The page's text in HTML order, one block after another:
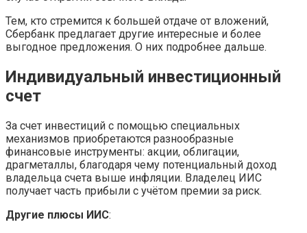
Тем, кто стремится к большей отдаче от вложений,
Сбербанк предлагает другие интересные и более
выгодное предложения. О них подробнее дальше.
Индивидуальный инвестиционный
счет
За счет инвестиций с помощью специальных
механизмов приобретаются разнообразные
финансовые инструменты: акции, облигации,
драгметаллы, благодаря чему потенциальный доход
владельца счета выше инфляции. Владелец ИИС
получает часть прибыли с учётом премии за риск.
Другие плюсы ИИС: